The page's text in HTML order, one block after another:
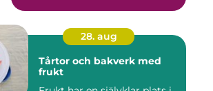
28. aug
Tårtor och bakverk med
frukt